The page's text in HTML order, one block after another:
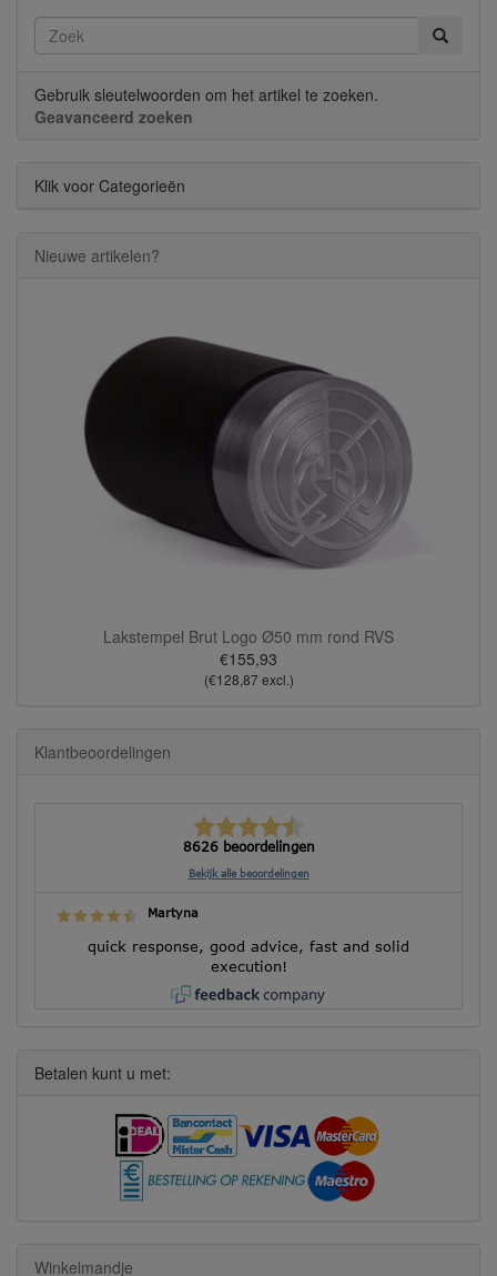
Gebruik sleutelwoorden om het artikel te zoeken.
Geavanceerd zoeken
Klik voor Categorieën
Nieuwe artikelen?
Lakstempel Brut Logo Ø50 mm rond RVS
€155,93
(€128,87 excl.)
Klantbeoordelingen
8626 beoordelingen
Bekijk alle beoordelingen
Martyna
quick response, good advice, fast and solid
execution!
Betalen kunt u met:
Winkelmandje